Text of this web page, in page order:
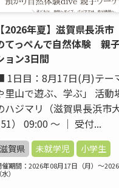
【2026年夏】滋賀県長浜
てっぺんで自然体験 親
ョン3日間
1日目：8月17日(月)テー
里山で遊ぶ、学ぶ」 活動
ハジマリ（滋賀県長浜市
） 09:00 〜 ｜ 受付...
滋賀県 未就学児 小学生
催期間：2026年08月17日（月）～
（水）